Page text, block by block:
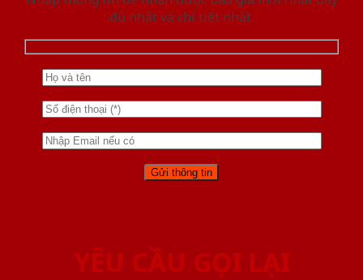
đủ nhất và chi tiết nhất.
YÊU CẦU GỌI LẠI